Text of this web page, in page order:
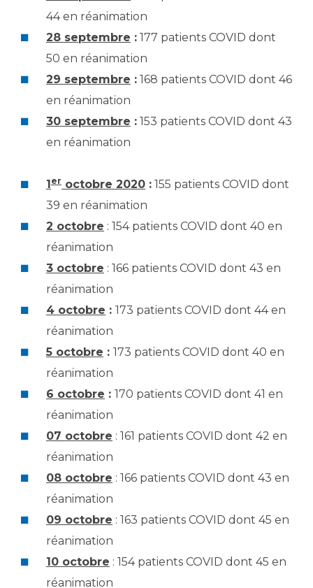
44 en réanimation
28 septembre : 177 patients COVID dont
50 en réanimation
29 septembre : 168 patients COVID dont 46
en réanimation
30 septembre : 153 patients COVID dont 43
en réanimation
1er octobre 2020 : 155 patients COVID dont
39 en réanimation
2 octobre : 154 patients COVID dont 40 en
réanimation
3 octobre : 166 patients COVID dont 43 en
réanimation
4 octobre : 173 patients COVID dont 44 en
réanimation
5 octobre : 173 patients COVID dont 40 en
réanimation
6 octobre : 170 patients COVID dont 41 en
réanimation
07 octobre : 161 patients COVID dont 42 en
réanimation
08 octobre : 166 patients COVID dont 43 en
réanimation
09 octobre : 163 patients COVID dont 45 en
réanimation
10 octobre : 154 patients COVID dont 45 en
réanimation